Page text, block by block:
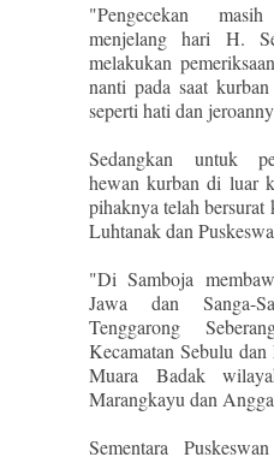
"Pengecekan
menjelang hari H.
melakukan
nanti pada saat
seperti hati dan
Sedangkan untuk
hewan kurban di luar
pihaknya telah
Luhtanak dan
"Di Samboja
Jawa dan Sanga-
Tenggarong
Kecamatan Sebulu
Muara Badak
Marangkayu dan
Sementara